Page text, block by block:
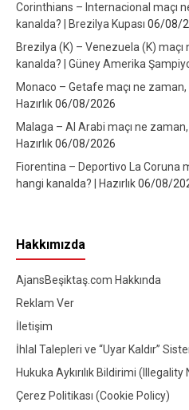
Corinthians – Internacional maçı
kanalda? | Brezilya Kupası 06/08/
Brezilya (K) – Venezuela (K)
kanalda? | Güney Amerika
Monaco – Getafe maçı ne
Hazırlık06/08/2026
Malaga – Al Arabi maçı ne
Hazırlık06/08/2026
Fiorentina – Deportivo La Coruna
hangi kanalda? | Hazırlık06/08/
Hakkımızda
AjansBeşiktaş.com Hakkında
Reklam Ver
İletişim
İhlal Talepleri ve “Uyar Kaldır”
Hukuka Aykırılık Bildirimi (Illegality
Çerez Politikası (Cookie Policy)